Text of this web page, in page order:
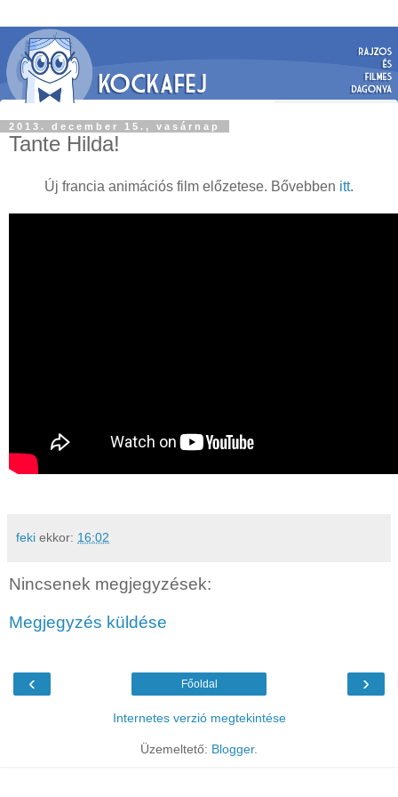
2013. december 15., vasárnap
Tante Hilda!
Új francia animációs film előzetese. Bővebben itt.
feki ekkor: 16:02
Nincsenek megjegyzések:
Megjegyzés küldése
‹ ›
Főoldal
Internetes verzió megtekintése
Üzemeltető: Blogger.